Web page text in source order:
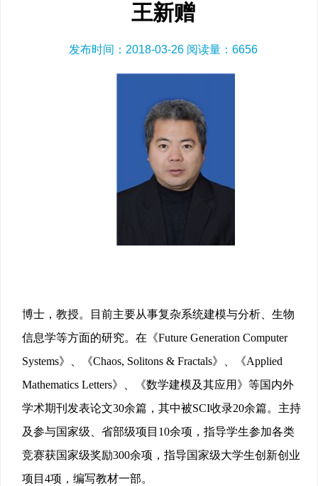
王新赠
发布时间：2018-03-26 阅读量： 6656
博士，教授。目前主要从事复杂系统建模与分析、生物
信息学等方面的研究。在《Future Generation Computer
Systems》、《Chaos, Solitons & Fractals》、《Applied
Mathematics Letters》、《数学建模及其应用》等国内外
学术期刊发表论文30余篇，其中被SCI收录20余篇。主持
及参与国家级、省部级项目10余项，指导学生参加各类
竞赛获国家级奖励300余项，指导国家级大学生创新创业
项目4项，编写教材一部。